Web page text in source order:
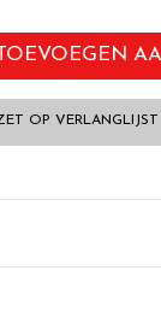
OP VERLANGLIJST